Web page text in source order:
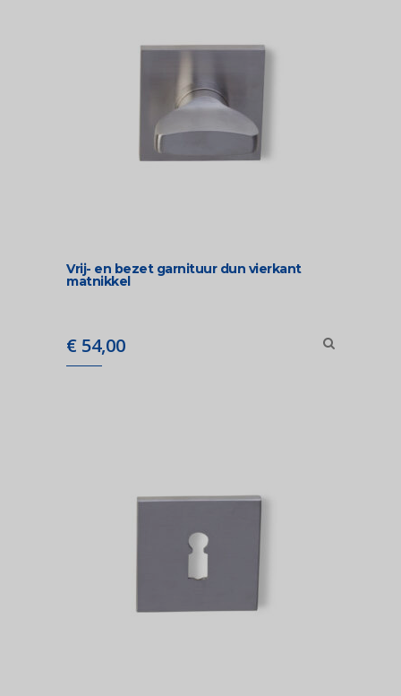
Vrij- en bezet garnituur dun vierkant
matnikkel
€ 54,00